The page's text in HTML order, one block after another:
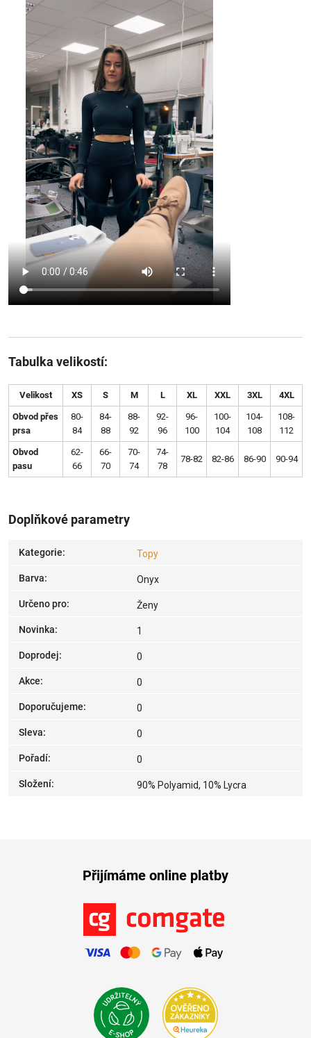
Tabulka velikostí:
Velikost XS S M L XL XXL 3XL 4XL
Obvod přes
prsa
80-
84
84-
88
88-
92
92-
96
96-
100
100-
104
104-
108
108-
112
Obvod
pasu
62-
66
66-
70
70-
74
74-
78
78-82 82-86 86-90 90-94
Doplňkové parametry
Kategorie: Topy
Barva: Onyx
Určeno pro: Ženy
Novinka: 1
Doprodej: 0
Akce: 0
Doporučujeme: 0
Sleva: 0
Pořadí: 0
Složení: 90% Polyamid, 10% Lycra
Přijímáme online platby